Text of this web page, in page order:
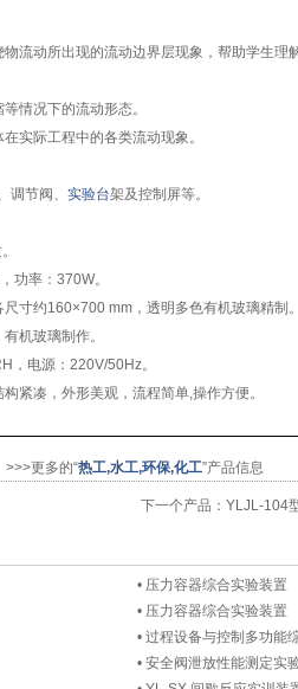
流动所出现的流动边界层现象，帮助学生理
情况下的流动形态。
实际工程中的各类流动现象。
调节阀、 实验台架及控制屏等。
功率：370W。
寸约160×700 mm，透明多色有机玻璃精制。
机玻璃制作。
，电源：220V/50Hz。
紧凑，外形美观，流程简单,操作方便。
>>>更多的“热工,水工,环保,化工”产品信息
下一个产品： YLJL-104
• 压力容器综合实验装置
• 压力容器综合实验装置
• 过程设备与控制多功能
• 安全阀泄放性能测定实